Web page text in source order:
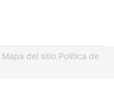
Mapa del sitio Política de